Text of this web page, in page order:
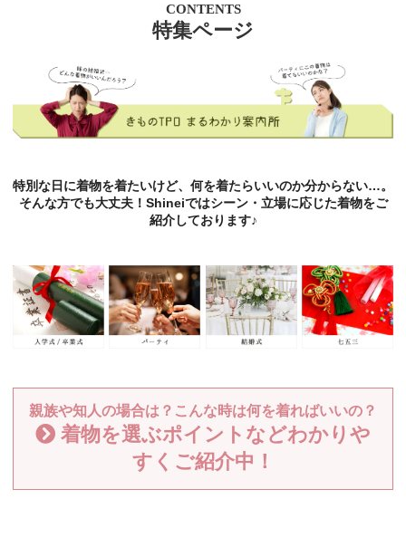
CONTENTS
特集ページ
特別な日に着物を着たいけど、何を着たらいいのか分からない…。
そんな方でも大丈夫！Shineiではシーン・立場に応じた着物をご
紹介しております♪
親族や知人の場合は？こんな時は何を着ればいいの？
着物を選ぶポイントなどわかりや
すくご紹介中！